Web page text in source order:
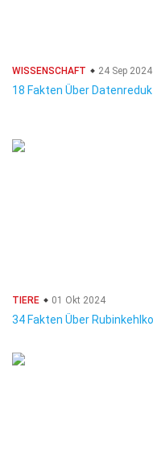
WISSENSCHAFT 24 Sep 2024
18 Fakten Über
TIERE 01 Okt 2024
34 Fakten Über